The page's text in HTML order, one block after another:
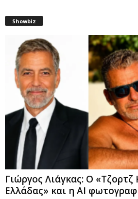
Showbiz
Γιώργος Λιάγκας: Ο «Τζορτζ
Ελλάδας» και η AI